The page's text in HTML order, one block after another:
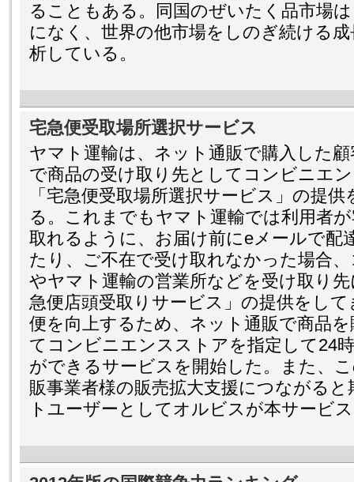
ることもある。同国のぜいたく品市場
になく、世界の他市場をしのぎ続ける
析している。
宅急便受取場所選択サービス
ヤマト運輸は、ネット通販で購入した
で商品の受け取り先としてコンビニエ
「宅急便受取場所選択サービス」の提
る。これまでもヤマト運輸では利用者
取れるように、お届け前にeメールで配
たり、ご不在で受け取れなかった場合
やヤマト運輸の営業所などを受け取り
急便店頭受取りサービス」の提供をし
便を向上するため、ネット通販で商品
てコンビニエンスストアを指定して24
ができるサービスを開始した。また、
販事業者様の販売拡大支援につながる
トユーザーとしてオルビスが本サービ